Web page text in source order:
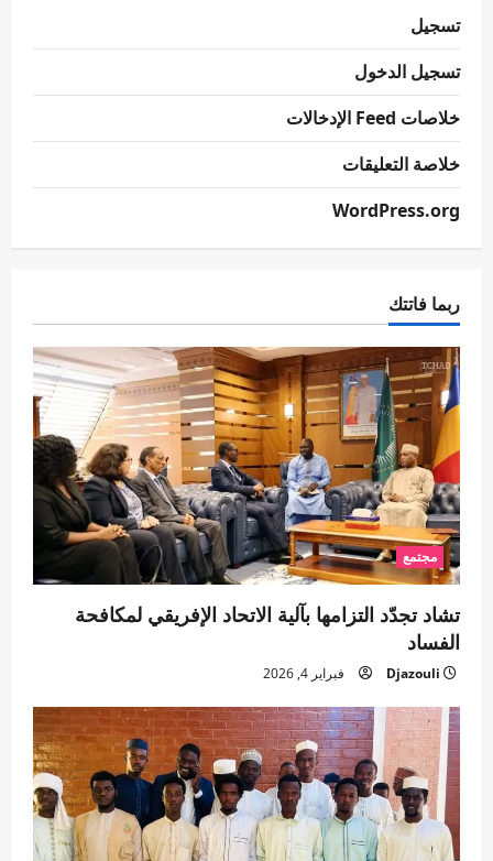
تسجيل
تسجيل الدخول
خلاصات Feed الإدخالات
خلاصة التعليقات
WordPress.org
ربما فاتتك
مجتمع
تشاد تجدّد التزامها بآلية الاتحاد الإفريقي لمكافحة
الفساد
Djazouli فبراير 4, 2026